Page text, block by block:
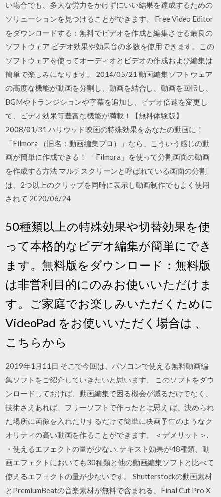
い場合でも、多大な労力をかけずにいい結果を達成するための
ソリューションを見つけることができます。 Free Video Editor
をダウンロードする：無料でビデオを作成と編集させる最良の
ソフトウェア ビデオ効果や効果音の多数を使用できます。この
ソフトウェアを使ってオーディオとビデオの作成および編集は
簡単で楽しみになります。 2014/05/21 動画編集ソフトウェア
の高度な機能が動画を分割し、動画を結合し、動画を回転し、
BGMやトランジションや字幕を追加し、ビデオ倍速を変更し
て、ビデオ効果等豊富な機能が満載！【無料体験版】
2008/01/31 ハリウッド映画の特殊効果をあなたの動画に！
「Filmora （旧名：動画編集プロ）」なら、こういう感じの動
画が簡単に作成できる！ 「Filmora」を使って分割画面の動画
を作成する方法 マルチスクリーンと呼ばれている画面の分割
は、2つ以上のクリップを同時に表示し動画制作でもよく使用
されて 2020/06/24
50種類以上の特殊効果や切替効果を使
って本格的なビデオ編集が簡単にでき
ます。無料版をダウンロード：無料版
は非営利目的にのみお使いいただけま
す。ご家庭でお楽しみいただくために
VideoPad をお使いいただく場合は 、
こちらから
2019年1月11日 そこで今回は、パソコンで使える無料動画編
集ソフトをご紹介していきたいと思います。 このソフトをダウ
ンロードしておけば、動画編集で困る機会が減るだけでなく、
技術さえあれば、フリーソフトで作ったとは思え ば、決められ
た場所に画像を入れたりするだけで簡単に映画予告のようなク
オリティの高い動画を作ることができます。 ＜デメリット＞.
・使えるエフェクトの量が少ない. テキスト効果が48種類、動
画エフェクトにおいても30種類と他の動画編集ソフトと比べて
使えるエフェクトの量が少ないです。 Shutterstockの動画素材
とPremiumBeatの音楽素材が無料で含まれる、Final Cut Pro X